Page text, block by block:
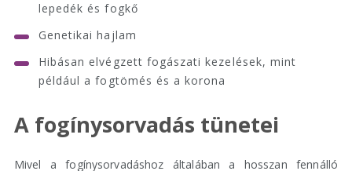
lepedék és fogkő
Genetikai hajlam
Hibásan elvégzett fogászati kezelések, mint
például a fogtömés és a korona
A fogínysorvadás tünetei
Mivel a fogínysorvadáshoz általában a hosszan fennálló